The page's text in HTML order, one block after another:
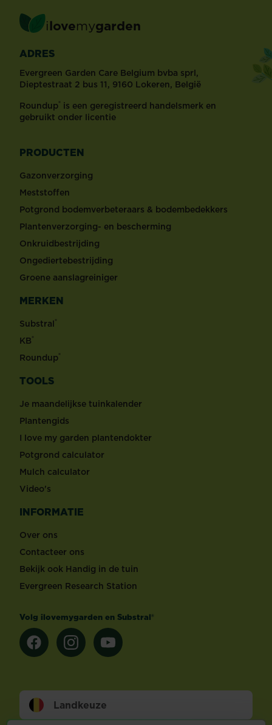
ilovemygarden
ADRES
Evergreen Garden Care Belgium bvba sprl,
Dieptestraat 2 bus 11, 9160 Lokeren, België
Roundup® is een geregistreerd handelsmerk en
gebruikt onder licentie
PRODUCTEN
Gazonverzorging
Meststoffen
Potgrond bodemverbeteraars & bodembedekkers
Plantenverzorging- en bescherming
Onkruidbestrijding
Ongediertebestrijding
Groene aanslagreiniger
MERKEN
Substral®
KB®
Roundup®
TOOLS
Je maandelijkse tuinkalender
Plantengids
I love my garden plantendokter
Potgrond calculator
Mulch calculator
Video's
INFORMATIE
Over ons
Contacteer ons
Bekijk ook Handig in de tuin
Evergreen Research Station
Volg ilovemygarden en Substral®
Landkeuze